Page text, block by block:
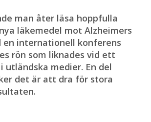
man åter läsa hoppfulla
läkemedel mot Alzheimers
en internationell konferens
rön som liknades vid ett
utländska medier. En del
det är att dra för stora